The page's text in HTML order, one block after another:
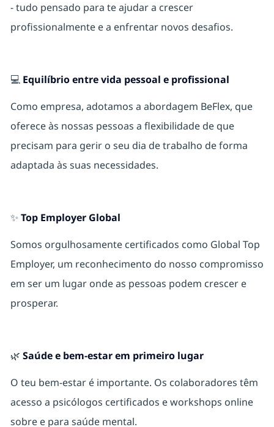
- tudo pensado para te ajudar a crescer
profissionalmente e a enfrentar novos desafios.
💻 Equilíbrio entre vida pessoal e profissional
Como empresa, adotamos a abordagem BeFlex, que
oferece às nossas pessoas a flexibilidade de que
precisam para gerir o seu dia de trabalho de forma
adaptada às suas necessidades.
✨ Top Employer Global
Somos orgulhosamente certificados como Global Top
Employer, um reconhecimento do nosso compromisso
em ser um lugar onde as pessoas podem crescer e
prosperar.
🌿 Saúde e bem-estar em primeiro lugar
O teu bem‑estar é importante. Os colaboradores têm
acesso a psicólogos certificados e workshops online
sobre e para saúde mental.